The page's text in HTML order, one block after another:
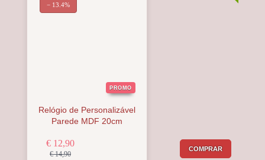
PROMO
Relógio de Personalizável
Parede MDF 20cm
€ 12,90
€ 14,90
COMPRAR
− 13.4%